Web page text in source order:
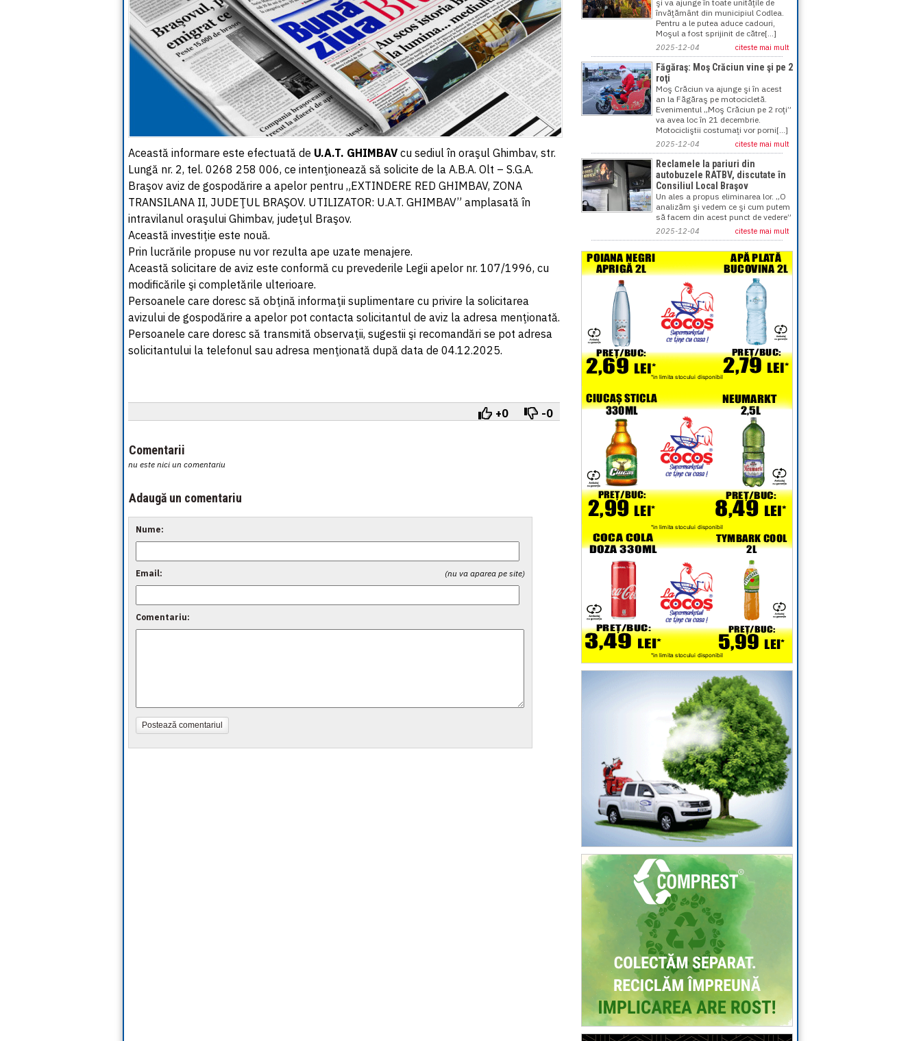
Această informare este efectuată de U.A.T. GHIMBAV cu sediul în oraşul Ghimbav, str.
Lungă nr. 2, tel. 0268 258 006, ce intenţionează să solicite de la A.B.A. Olt – S.G.A.
Braşov aviz de gospodărire a apelor pentru „EXTINDERE RED GHIMBAV, ZONA
TRANSILANA II, JUDEŢUL BRAŞOV. UTILIZATOR: U.A.T. GHIMBAV” amplasată în
intravilanul oraşului Ghimbav, judeţul Braşov.
Această investiţie este nouă.
Prin lucrările propuse nu vor rezulta ape uzate menajere.
Această solicitare de aviz este conformă cu prevederile Legii apelor nr. 107/1996, cu
modificările şi completările ulterioare.
Persoanele care doresc să obţină informaţii suplimentare cu privire la solicitarea
avizului de gospodărire a apelor pot contacta solicitantul de aviz la adresa menţionată.
Persoanele care doresc să transmită observaţii, sugestii şi recomandări se pot adresa
solicitantului la telefonul sau adresa menţionată după data de 04.12.2025.
+0 -0
Comentarii
nu este nici un comentariu
Adaugă un comentariu
Nume:
(nu va aparea pe site)
Email:
Comentariu:
Postează comentariul
şi va ajunge în toate unităţile de
învăţământ din municipiul Codlea.
Pentru a le putea aduce cadouri,
Moşul a fost sprijinit de către[...]
2025-12-04 citeste mai mult
Făgăraş: Moş Crăciun vine şi pe 2
roţi
Moş Crăciun va ajunge şi în acest
an la Făgăraş pe motocicletă.
Evenimentul „Moş Crăciun pe 2 roţi”
va avea loc în 21 decembrie.
Motocicliştii costumaţi vor porni[...]
2025-12-04 citeste mai mult
Reclamele la pariuri din
autobuzele RATBV, discutate în
Consiliul Local Braşov
Un ales a propus eliminarea lor. „O
analizăm şi vedem ce şi cum putem
să facem din acest punct de vedere”
2025-12-04 citeste mai mult